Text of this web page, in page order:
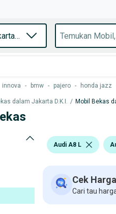
innova - bmw - pajero - honda jazz
dalam Jakarta D.K.I. / Mobil Bekas
Audi A8 L
Cek
Cari tau